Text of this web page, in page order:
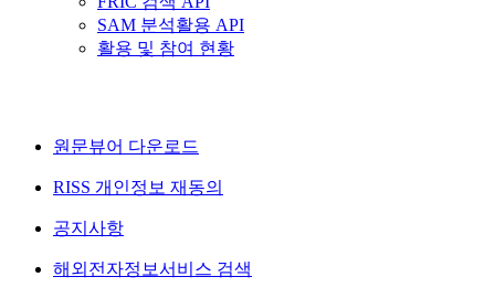
SAM 분석활용 API
활용 및 참여 현황
원문뷰어 다운로드
RISS 개인정보 재동의
공지사항
해외전자정보서비스 검색